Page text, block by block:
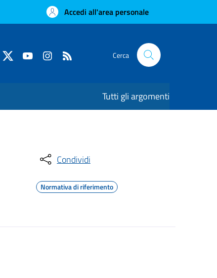
Accedi all'area personale
Cerca
Tutti gli argomenti
Condividi
Normativa di riferimento